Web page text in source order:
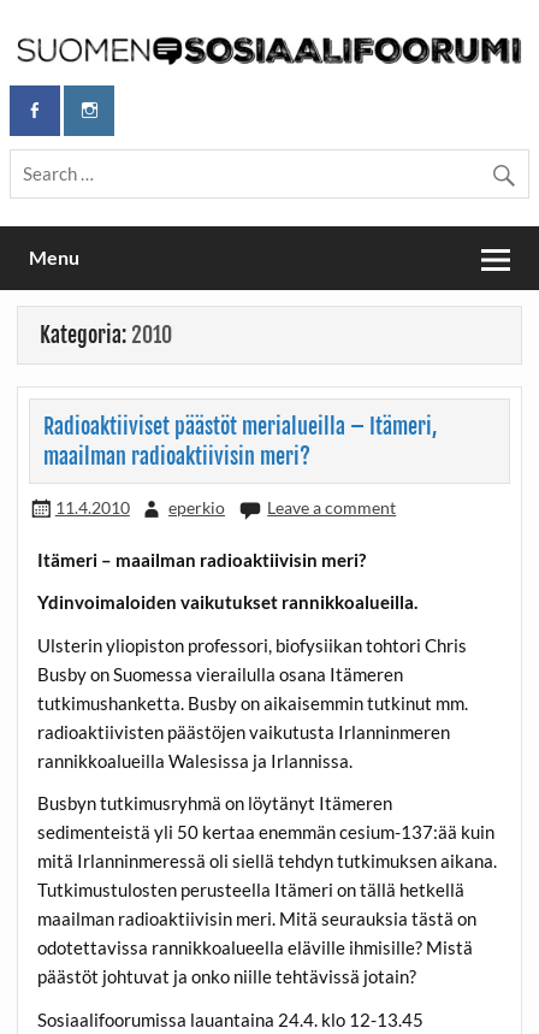
content
Maailmanparannuspäivät / Suomen
Sosiaalifoorumi
Maailmanparannuspäivät Lapinlahden Lähteellä, Helsingissä
26.–27.9.2026
Menu
Kategoria: 2010
Radioaktiiviset päästöt merialueilla – Itämeri,
maailman radioaktiivisin meri?
11.4.2010 eperkio Leave a comment
Itämeri – maailman radioaktiivisin meri?
Ydinvoimaloiden vaikutukset rannikkoalueilla.
Ulsterin yliopiston professori, biofysiikan tohtori Chris
Busby on Suomessa vierailulla osana Itämeren
tutkimushanketta. Busby on aikaisemmin tutkinut mm.
radioaktiivisten päästöjen vaikutusta Irlanninmeren
rannikkoalueilla Walesissa ja Irlannissa.
Busbyn tutkimusryhmä on löytänyt Itämeren
sedimenteistä yli 50 kertaa enemmän cesium-137:ää kuin
mitä Irlanninmeressä oli siellä tehdyn tutkimuksen aikana.
Tutkimustulosten perusteella Itämeri on tällä hetkellä
maailman radioaktiivisin meri. Mitä seurauksia tästä on
odotettavissa rannikkoalueella eläville ihmisille? Mistä
päästöt johtuvat ja onko niille tehtävissä jotain?
Sosiaalifoorumissa lauantaina 24.4. klo 12-13.45